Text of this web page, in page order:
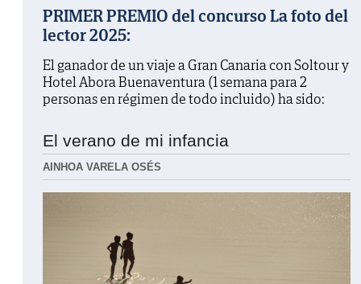
PRIMER PREMIO del concurso La foto del
lector 2025:
El ganador de un viaje a Gran Canaria con Soltour y
Hotel Abora Buenaventura (1 semana para 2
personas en régimen de todo incluido) ha sido:
El verano de mi infancia
AINHOA VARELA OSÉS